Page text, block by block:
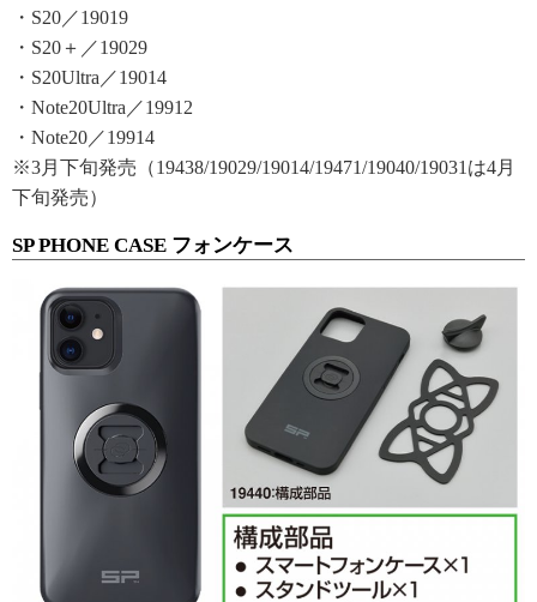
・S20／19019
・S20＋／19029
・S20Ultra／19014
・Note20Ultra／19912
・Note20／19914
※3月下旬発売（19438/19029/19014/19471/19040/19031は4月
下旬発売）
SP PHONE CASE フォンケース